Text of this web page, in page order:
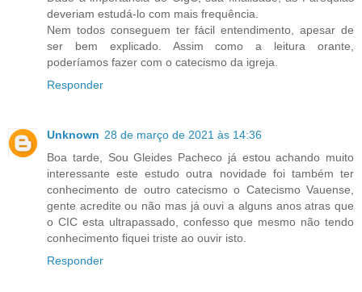
deveriam estudá-lo com mais frequência.
Nem todos conseguem ter fácil entendimento, apesar de
ser bem explicado. Assim como a leitura orante,
poderíamos fazer com o catecismo da igreja.
Responder
Unknown 28 de março de 2021 às 14:36
Boa tarde, Sou Gleides Pacheco já estou achando muito
interessante este estudo outra novidade foi também ter
conhecimento de outro catecismo o Catecismo Vauense,
gente acredite ou não mas já ouvi a alguns anos atras que
o CIC esta ultrapassado, confesso que mesmo não tendo
conhecimento fiquei triste ao ouvir isto.
Responder